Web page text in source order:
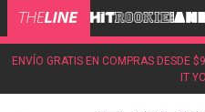
ENVÍO GRATIS EN COMPRAS DESDE
IT